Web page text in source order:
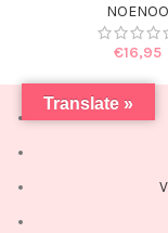
NOENOO
€16,95
Translate »